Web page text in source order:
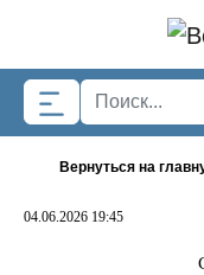
Вернуться на
04.06.2026 19:45